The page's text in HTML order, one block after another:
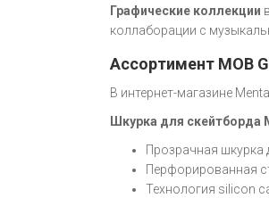
Графические коллекции
коллаборации с
Ассортимент MOB
В интернет-магазине
Шкурка для скейтборда
Прозрачная шкурка
Перфорированная
Технология silicon